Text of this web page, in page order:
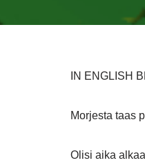
IN ENGLISH
Morjesta taas
Olisi aika